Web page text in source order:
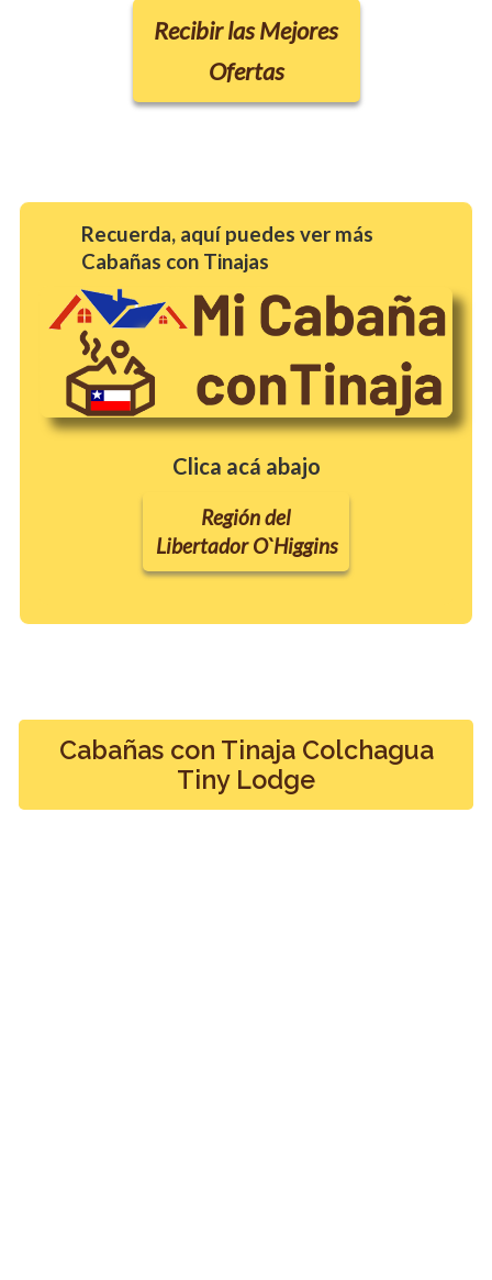
Recibir las Mejores
Ofertas
Recuerda, aquí puedes ver más
Cabañas con Tinajas
Clica acá abajo
Región del
Libertador O`Higgins
Cabañas con Tinaja Colchagua
Tiny Lodge